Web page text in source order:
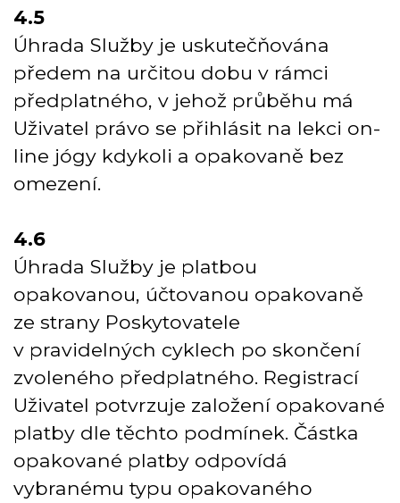
4.5
Úhrada Služby je uskutečňována
předem na určitou dobu v rámci
předplatného, v jehož průběhu má
Uživatel právo se přihlásit na lekci on-
line jógy kdykoli a opakovaně bez
omezení.
4.6
Úhrada Služby je platbou
opakovanou, účtovanou opakovaně
ze strany Poskytovatele
v pravidelných cyklech po skončení
zvoleného předplatného. Registrací
Uživatel potvrzuje založení opakované
platby dle těchto podmínek. Částka
opakované platby odpovídá
vybranému typu opakovaného